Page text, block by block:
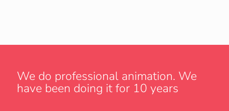
We do professional animation. We
have been doing it for 10 years